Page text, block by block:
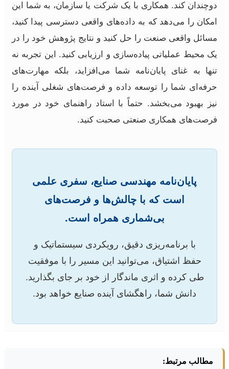
دوچندان کند. همکاری با یک شرکت یا سازمان، به شما این
امکان را می‌دهد که به داده‌های واقعی دسترسی پیدا کنید،
مسائل واقعی صنعت را حل کنید و نتایج پژوهش خود را در
یک محیط عملیاتی پیاده‌سازی و ارزیابی کنید. این تجربه نه
تنها به غنای پایان‌نامه شما می‌افزاید، بلکه مهارت‌های
حرفه‌ای شما را توسعه داده و فرصت‌های شغلی آینده را
نیز بهبود می‌بخشد. حتماً با استاد راهنمای خود در مورد
فرصت‌های همکاری صنعتی صحبت کنید.
پایان‌نامه مهندسی صنایع، سفری علمی
است که با چالش‌ها و فرصت‌های
بی‌شماری همراه است.
با برنامه‌ریزی دقیق، رویکردی سیستماتیک و
حفظ اشتیاق، می‌توانید این مسیر را با موفقیت
طی کرده و اثری ماندگار از خود بر جای بگذارید.
دانش شما، راهگشای آینده صنایع خواهد بود.
مطالب مرتبط: